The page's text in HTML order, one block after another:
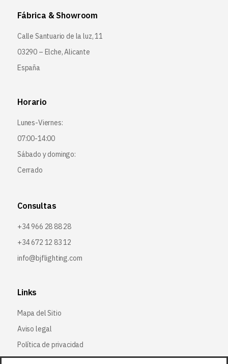
Fábrica & Showroom
Calle Santuario de la luz, 11
03290 – Elche, Alicante
España
Horario
Lunes-Viernes:
07:00-14:00
Sábado y domingo:
Cerrado
Consultas
+34 966 28 88 28
+34 672 12 83 12
info@bjflighting.com
Links
Mapa del Sitio
Aviso legal
Política de privacidad
Política de cookies